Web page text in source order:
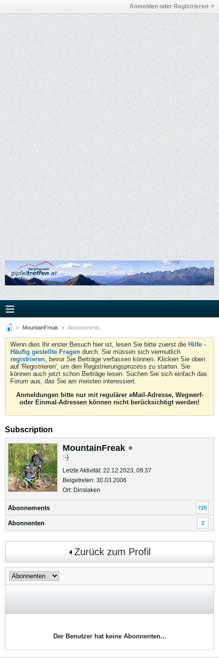
Anmelden oder Registrieren
MountainFreak Abonnements
Wenn dies Ihr erster Besuch hier ist, lesen Sie bitte zuerst die Hilfe -
Häufig gestellte Fragen durch. Sie müssen sich vermutlich
registrieren, bevor Sie Beiträge verfassen können. Klicken Sie oben
auf 'Registrieren', um den Registrierungsprozess zu starten. Sie
können auch jetzt schon Beiträge lesen. Suchen Sie sich einfach das
Forum aus, das Sie am meisten interessiert.
Anmeldungen bitte nur mit regulärer eMail-Adresse, Wegwerf-
oder Einmal-Adressen können nicht berücksichtigt werden!
Subscription
MountainFreak
:-)
Letzte Aktivität: 22.12.2023, 09:37
Beigetreten: 30.03.2006
Ort: Dinslaken
Abonnements 720
Abonnenten 2
Zurück zum Profil
Der Benutzer hat keine Abonnenten...